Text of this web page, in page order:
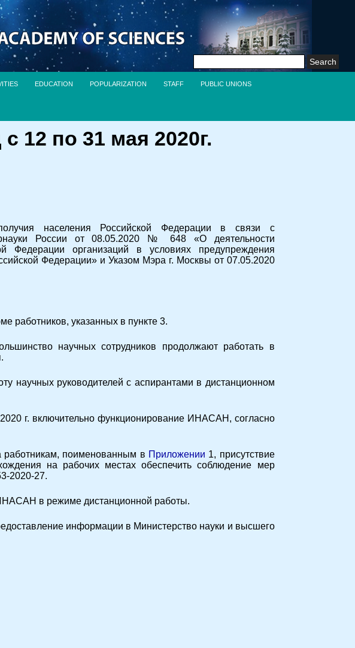
Search
EDUCATION POPULARIZATION STAFF PUBLIC UNIONS
по 31 мая 2020г.
населения Российской Федерации в связи с
России от 08.05.2020 № 648 «О деятельности
Федерации организаций в условиях предупреждения
Федерации» и Указом Мэра г. Москвы от 07.05.2020
работников, указанных в пункте 3.
научных сотрудников продолжают работать в
научных руководителей с аспирантами в дистанционном
г. включительно функционирование ИНАСАН, согласно
работникам, поименованным в Приложении 1, присутствие
на рабочих местах обеспечить соблюдение мер
2020-27.
в режиме дистанционной работы.
информации в Министерство науки и высшего